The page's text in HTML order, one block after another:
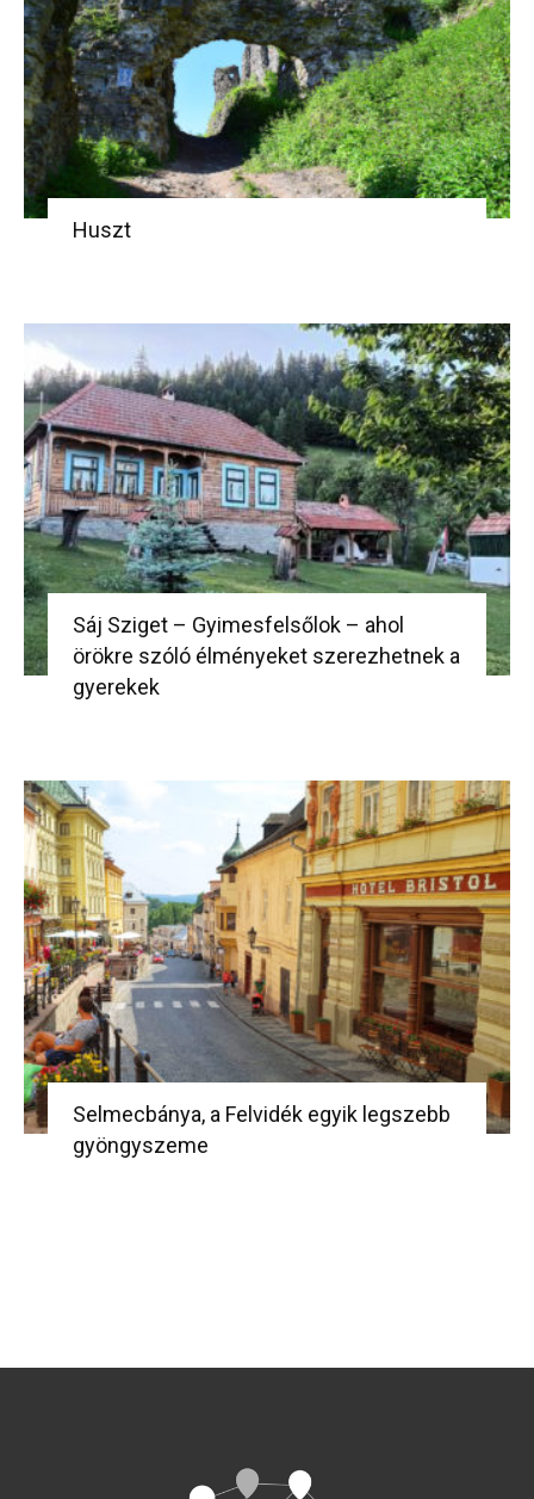
Huszt
Sáj Sziget – Gyimesfelsőlok – ahol
örökre szóló élményeket szerezhetnek a
gyerekek
Selmecbánya, a Felvidék egyik legszebb
gyöngyszeme